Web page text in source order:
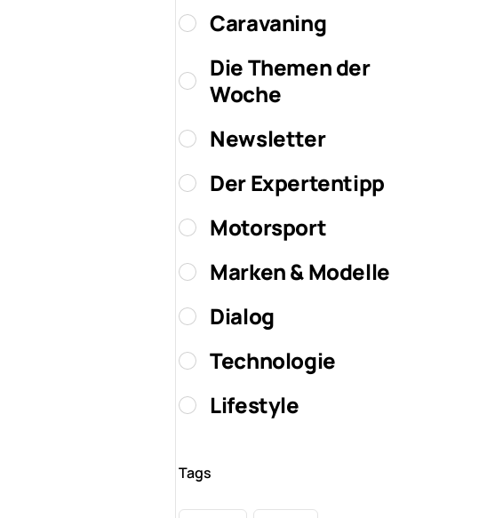
Caravaning
Die Themen der
Woche
Newsletter
Der Expertentipp
Motorsport
Marken & Modelle
Dialog
Technologie
Lifestyle
Tags